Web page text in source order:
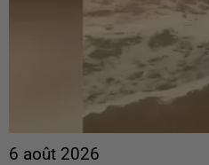
6 août 2026